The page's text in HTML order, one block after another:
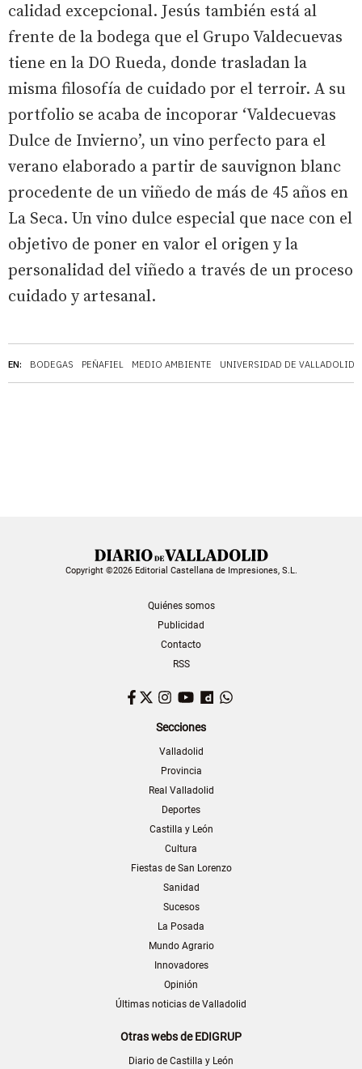
EN: BODEGAS PEÑAFIEL MEDIO AMBIENTE UNIVERSIDAD DE VALLADOLID
calidad excepcional. Jesús también está al
frente de la bodega que el Grupo Valdecuevas
tiene en la DO Rueda, donde trasladan la
misma filosofía de cuidado por el terroir. A su
portfolio se acaba de incoporar ‘Valdecuevas
Dulce de Invierno’, un vino perfecto para el
verano elaborado a partir de sauvignon blanc
procedente de un viñedo de más de 45 años en
La Seca. Un vino dulce especial que nace con el
objetivo de poner en valor el origen y la
personalidad del viñedo a través de un proceso
cuidado y artesanal.
Copyright ©2026 Editorial Castellana de Impresiones, S.L.
Quiénes somos
Publicidad
Contacto
RSS
Facebook
TwitterInstagram
YouTubeDailymotion
Secciones
Valladolid
Provincia
Real Valladolid
Deportes
Castilla y León
Cultura
Fiestas de San Lorenzo
Sanidad
Sucesos
La Posada
Mundo Agrario
Innovadores
Opinión
Últimas noticias de Valladolid
Otras webs de EDIGRUP
Diario de Castilla y León